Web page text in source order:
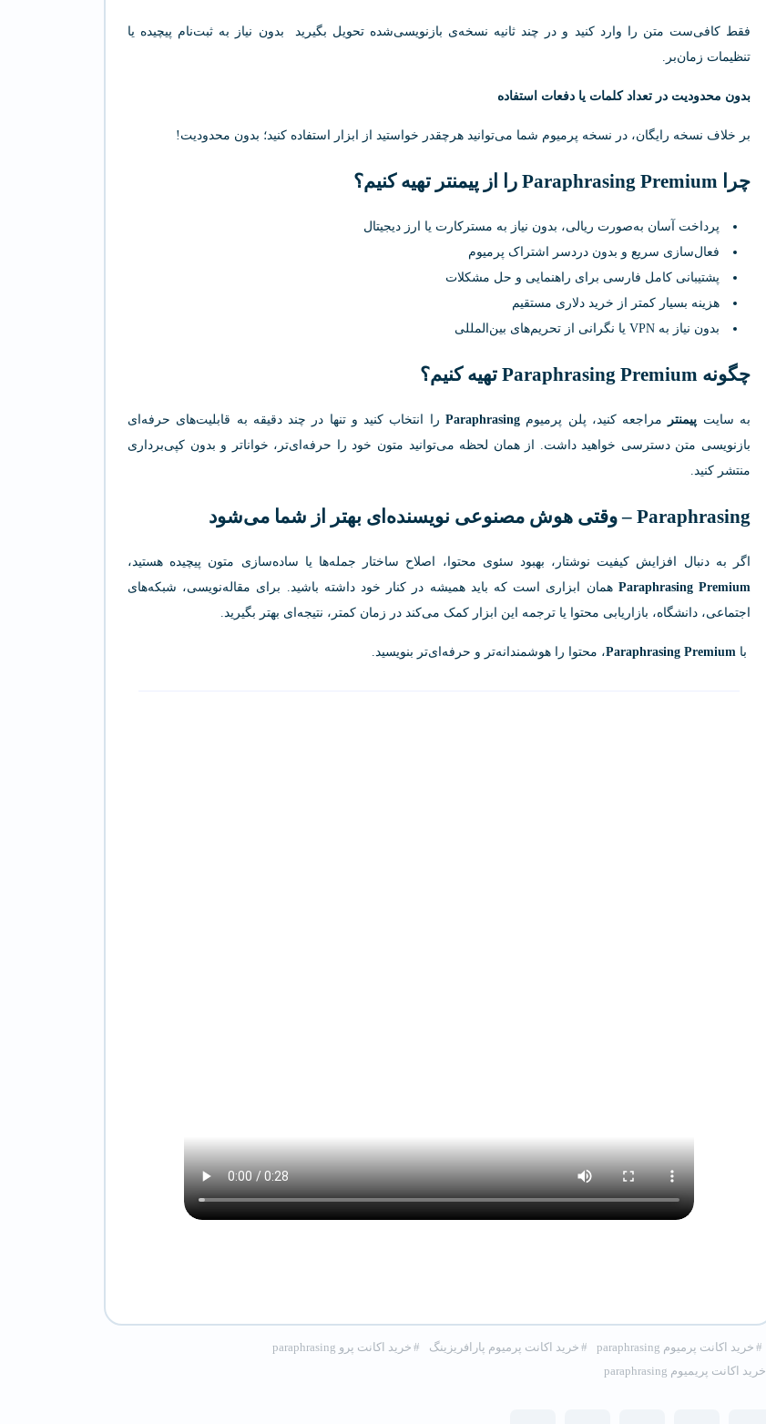
فقط کافی‌ست متن را وارد کنید و در چند ثانیه نسخه‌ی بازنویسی‌شده تحویل بگیرید بدون نیاز به ثبت‌نام پیچیده یا
تنظیمات زمان‌بر.
بدون محدودیت در تعداد کلمات یا دفعات استفاده
بر خلاف نسخه رایگان، در نسخه پرمیوم شما می‌توانید هرچقدر خواستید از ابزار استفاده کنید؛ بدون محدودیت!
چرا Paraphrasing Premium را از پیمنتر تهیه کنیم؟
پرداخت آسان به‌صورت ریالی، بدون نیاز به مسترکارت یا ارز دیجیتال
فعال‌سازی سریع و بدون دردسر اشتراک پرمیوم
پشتیبانی کامل فارسی برای راهنمایی و حل مشکلات
هزینه بسیار کمتر از خرید دلاری مستقیم
بدون نیاز به VPN یا نگرانی از تحریم‌های بین‌المللی
چگونه Paraphrasing Premium تهیه کنیم؟
به سایت پیمنتر مراجعه کنید، پلن پرمیوم Paraphrasingرا انتخاب کنید و تنها در چند دقیقه به قابلیت‌های حرفه‌ای
بازنویسی متن دسترسی خواهید داشت. از همان لحظه می‌توانید متون خود را حرفه‌ای‌تر، خواناتر و بدون کپی‌برداری
منتشر کنید.
Paraphrasing – وقتی هوش مصنوعی نویسنده‌ای بهتر از شما می‌شود
اگر به دنبال افزایش کیفیت نوشتار، بهبود سئوی محتوا، اصلاح ساختار جمله‌ها یا ساده‌سازی متون پیچیده هستید،
Paraphrasing Premium همان ابزاری است که باید همیشه در کنار خود داشته باشید. برای مقاله‌نویسی، شبکه‌های
اجتماعی، دانشگاه، بازاریابی محتوا یا ترجمه این ابزار کمک می‌کند در زمان کمتر، نتیجه‌ای بهتر بگیرید.
با Paraphrasing Premium، محتوا را هوشمندانه‌تر و حرفه‌ای‌تر بنویسید.
# خرید اکانت پرمیوم paraphrasing # خرید اکانت پرمیوم پارافریزینگ # خرید اکانت پرو paraphrasing
خرید اکانت پریمیوم paraphrasing